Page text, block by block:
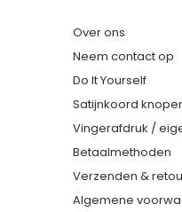
Over ons
Neem contact op
Do It Yourself
Satijnkoord
Vingerafdruk /
Betaalmethoden
Verzenden &
Algemene